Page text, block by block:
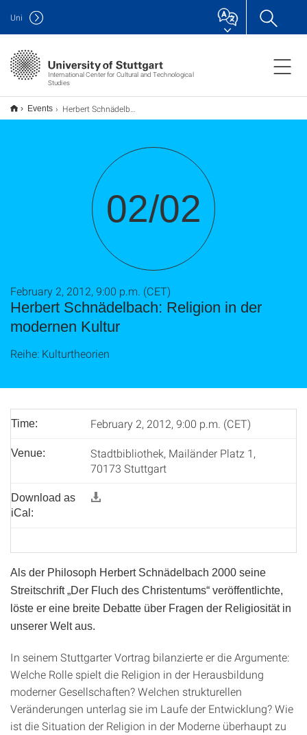
International Center for Cultural and Technological
Studies
Uni
Events Herbert Schnädelbach: Religion in der modernen Kultur
02/02
Herbert Schnädelbach: Religion in der
modernen Kultur
February 2, 2012, 9:00 p.m. (CET)
Reihe: Kulturtheorien
Time: February 2, 2012, 9:00 p.m. (CET)
Venue:
Stadtbibliothek, Mailänder Platz 1,
70173 Stuttgart
Download as
iCal:
Als der Philosoph Herbert Schnädelbach 2000 seine
Streitschrift „Der Fluch des Christentums“ veröffentlichte,
löste er eine breite Debatte über Fragen der Religiosität in
unserer Welt aus.
In seinem Stuttgarter Vortrag bilanzierte er die Argumente:
Welche Rolle spielt die Religion in der Herausbildung
moderner Gesellschaften? Welchen strukturellen
Veränderungen unterlag sie im Laufe der Entwicklung? Wie
ist die Situation der Religion in der Moderne überhaupt zu